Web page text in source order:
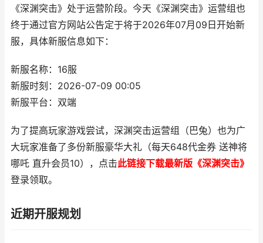
《深渊突击》处于运营阶段。今天《深渊突击》运营组也
终于通过官方网站公告定于将于2026年07月09日开始新
服，具体新服信息如下：
新服名称：16服
新服时刻：2026-07-09 00:05
新服平台：双端
为了提高玩家游戏尝试，深渊突击运营组（巴兔）也为广
大玩家准备了多份新服豪华大礼（每天648代金券 送神将
哪吒 直升会员10），点击此链接下载最新版《深渊突击》
登录领取。
近期开服规划